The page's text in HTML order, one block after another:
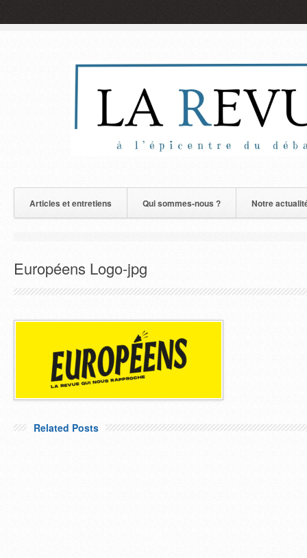
Articles et entretiens Qui sommes-nous ? Notre
Européens Logo-jpg
Related Posts